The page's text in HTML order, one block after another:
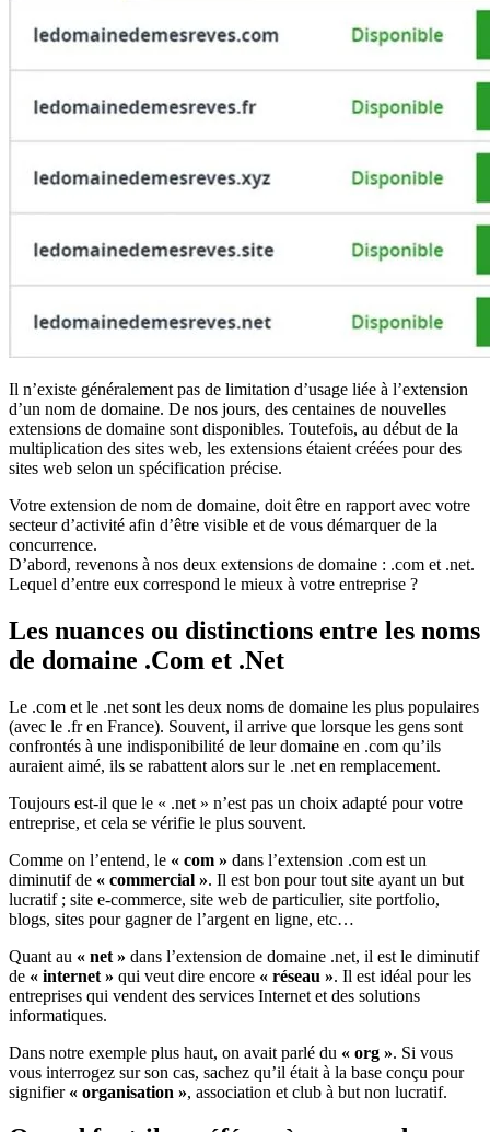
Il n’existe généralement pas de limitation d’usage liée à l’extension
d’un nom de domaine. De nos jours, des centaines de nouvelles
extensions de domaine sont disponibles. Toutefois, au début de la
multiplication des sites web, les extensions étaient créées pour des
sites web selon un spécification précise.
Votre extension de nom de domaine, doit être en rapport avec votre
secteur d’activité afin d’être visible et de vous démarquer de la
concurrence.
D’abord, revenons à nos deux extensions de domaine : .com et .net.
Lequel d’entre eux correspond le mieux à votre entreprise ?
Les nuances ou distinctions entre les noms
de domaine .Com et .Net
Le .com et le .net sont les deux noms de domaine les plus populaires
(avec le .fr en France). Souvent, il arrive que lorsque les gens sont
confrontés à une indisponibilité de leur domaine en .com qu’ils
auraient aimé, ils se rabattent alors sur le .net en remplacement.
Toujours est-il que le « .net » n’est pas un choix adapté pour votre
entreprise, et cela se vérifie le plus souvent.
Comme on l’entend, le « com » dans l’extension .com est un
diminutif de « commercial ». Il est bon pour tout site ayant un but
lucratif ; site e-commerce, site web de particulier, site portfolio,
blogs, sites pour gagner de l’argent en ligne, etc…
Quant au « net » dans l’extension de domaine .net, il est le diminutif
de « internet » qui veut dire encore « réseau ». Il est idéal pour les
entreprises qui vendent des services Internet et des solutions
informatiques.
Dans notre exemple plus haut, on avait parlé du « org ». Si vous
vous interrogez sur son cas, sachez qu’il était à la base conçu pour
signifier « organisation », association et club à but non lucratif.